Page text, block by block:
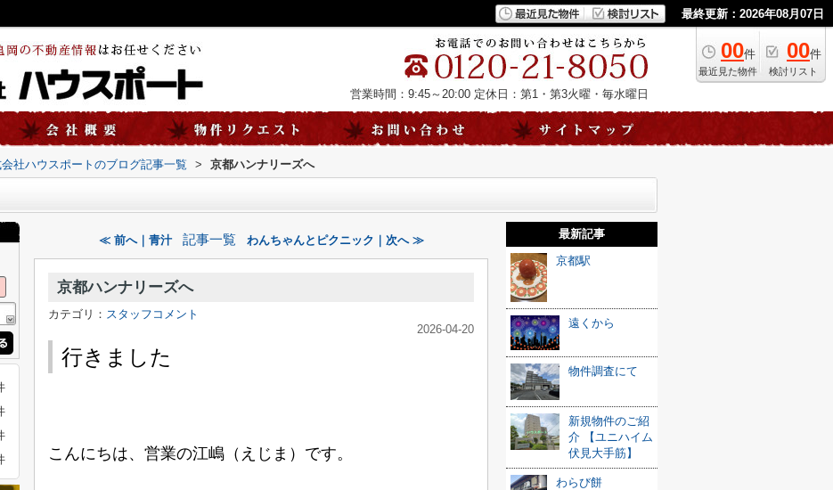
最終更新：2026年08月07日
00件
最近見た物件
00件
検討リスト
営業時間：9:45～20:00 定休日：第1・第3火曜・毎水曜日
社ハウスポートのブログ記事一覧 > 京都ハンナリーズへ
≪ 前へ｜青汁 記事一覧 わんちゃんとピクニック｜次へ ≫
京都ハンナリーズへ
カテゴリ： スタッフコメント
2026-04-20
行きました
こんにちは、営業の江嶋（えじま）です。
最新記事
京都駅
遠くから
物件調査にて
新規物件のご紹
介 【ユニハイム
伏見大手筋】
わらび餅